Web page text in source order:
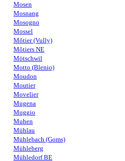
Mosen
Mosnang
Mosogno
Mossel
Môtier (Vully)
Môtiers NE
Mötschwil
Motto (Blenio)
Moudon
Moutier
Movelier
Mugena
Muggio
Muhen
Mühlau
Mühlebach (Goms)
Mühleberg
Mühledorf BE